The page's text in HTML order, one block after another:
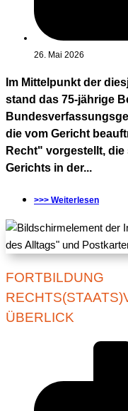
26. Mai 2026
Im Mittelpunkt der
stand das 75-jährige
die vom Gericht
Recht" vorgestellt,
Gerichts in der...
>>> Weiterlesen
FORTBILDUNG
ÜBERLICK